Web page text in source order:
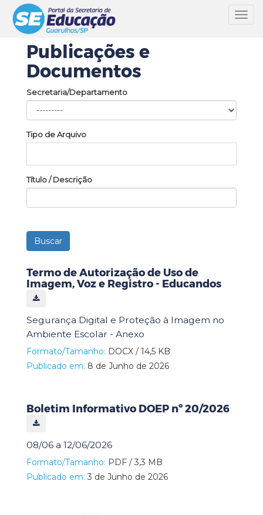
Publicações e
Documentos
Secretaria/Departamento
Tipo de Arquivo
Título / Descrição
Termo de Autorização de Uso de
Imagem, Voz e Registro - Educandos
Segurança Digital e Proteção à Imagem no
Ambiente Escolar - Anexo
Formato/Tamanho: DOCX / 14,5 KB
Publicado em: 8 de Junho de 2026
Boletim Informativo DOEP nº 20/2026
08/06 a 12/06/2026
Formato/Tamanho: PDF / 3,3 MB
Publicado em: 3 de Junho de 2026